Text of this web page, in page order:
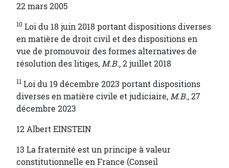
22 mars 2005
10 Loi du 18 juin 2018 portant dispositions diverses
en matière de droit civil et des dispositions en
vue de promouvoir des formes alternatives de
résolution des litiges,M.B.,2 juillet 2018
11 Loi du 19 décembre 2023 portant dispositions
diverses en matière civile et judiciaire,M.B.,27
décembre 2023
12 Albert EINSTEIN
13 La fraternité est un principe à valeur
constitutionnelle en France (Conseil